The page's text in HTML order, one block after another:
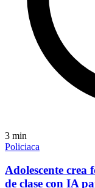
3 min
Policiaca
Adolescente crea
de clase con IA